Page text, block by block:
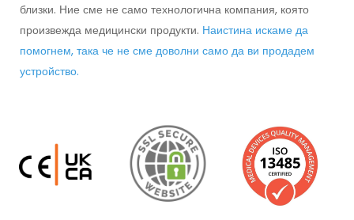
близки. Ние сме не само технологична компания, която
произвежда медицински продукти. Наистина искаме да
помогнем, така че не сме доволни само да ви продадем
устройство.